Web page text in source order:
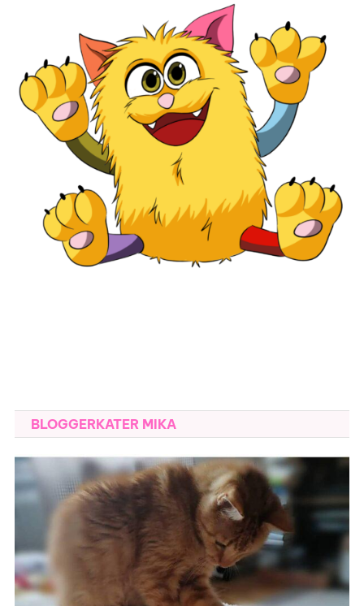
BLOGGERKATER MIKA